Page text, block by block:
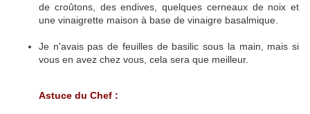
de croûtons, des endives, quelques cerneaux de noix et
une vinaigrette maison à base de vinaigre basalmique.
Je n'avais pas de feuilles de basilic sous la main, mais si
vous en avez chez vous, cela sera que meilleur.
Astuce du Chef :